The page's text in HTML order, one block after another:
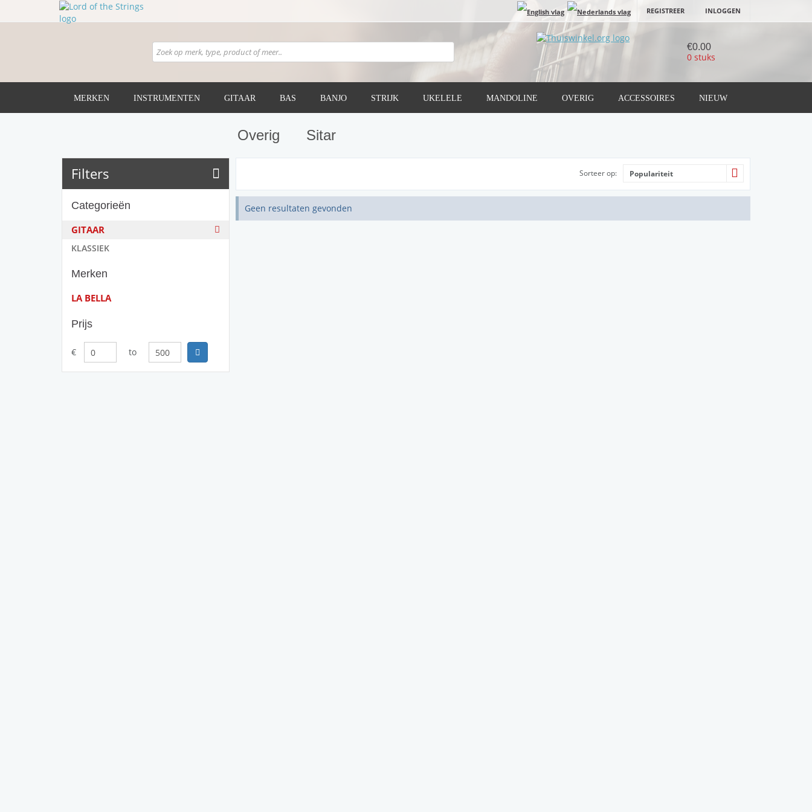
REGISTREER INLOGGEN
€0.00
0 stuks
MERKEN INSTRUMENTEN GITAAR BAS BANJO STRIJK UKELELE MANDOLINE OVERIG ACCESSOIRES NIEUW
Overig Sitar
Filters
Categorieën
GITAAR
KLASSIEK
Merken
LA BELLA
Prijs
€ to
Populariteit
Sorteer op:
Geen resultaten gevonden